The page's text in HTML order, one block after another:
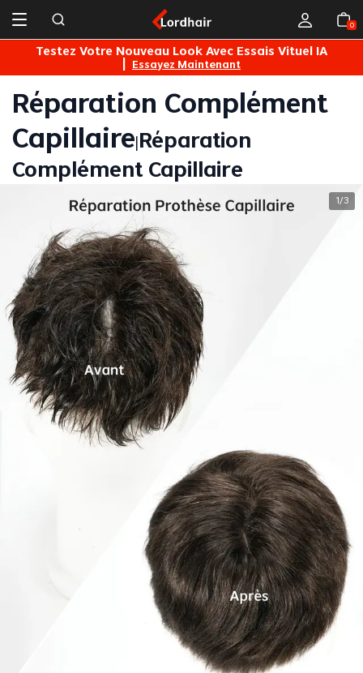
0
Solde Mois Lordhair 45€/1pc 100€/2pcs Achetez
Réparation Complément
Capillaire Réparation
Complément Capillaire
1/3